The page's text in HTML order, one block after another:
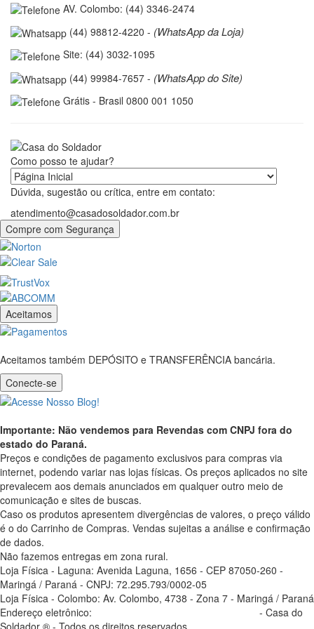
AV. Colombo: (44) 3346-2474
(44) 98812-4220 - (WhatsApp da Loja)
Site: (44) 3032-1095
(44) 99984-7657 - (WhatsApp do Site)
Grátis - Brasil 0800 001 1050
Como posso te ajudar?
Dúvida, sugestão ou crítica, entre em contato:
atendimento@casadosoldador.com.br
Compre com Segurança
Aceitamos
Aceitamos também DEPÓSITO e TRANSFERÊNCIA bancária.
Conecte-se
Importante: Não vendemos para Revendas com CNPJ fora do
estado do Paraná.
Preços e condições de pagamento exclusivos para compras via
internet, podendo variar nas lojas físicas. Os preços aplicados no site
prevalecem aos demais anunciados em qualquer outro meio de
comunicação e sites de buscas.
Caso os produtos apresentem divergências de valores, o preço válido
é o do Carrinho de Compras. Vendas sujeitas a análise e confirmação
de dados.
Não fazemos entregas em zona rural.
Loja Física - Laguna: Avenida Laguna, 1656 - CEP 87050-260 -
Maringá / Paraná - CNPJ: 72.295.793/0002-05
Loja Física - Colombo: Av. Colombo, 4738 - Zona 7 - Maringá / Paraná
Endereço eletrônico:
- Casa do
Soldador ® - Todos os direitos reservados.